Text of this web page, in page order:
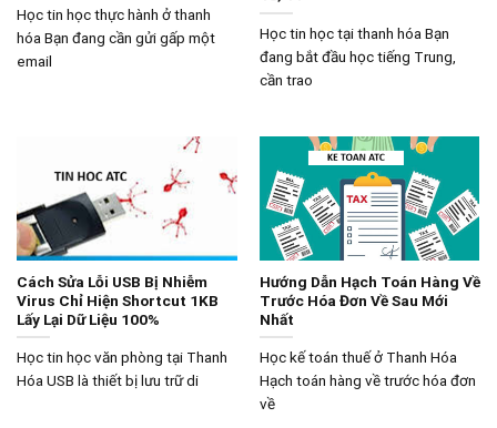
Học tin học thực hành ở thanh
hóa Bạn đang cần gửi gấp một
email
Học tin học tại thanh hóa Bạn
đang bắt đầu học tiếng Trung,
cần trao
Cách Sửa Lỗi USB Bị Nhiễm
Virus Chỉ Hiện Shortcut 1KB
Lấy Lại Dữ Liệu 100%
Học tin học văn phòng tại Thanh
Hóa USB là thiết bị lưu trữ di
Hướng Dẫn Hạch Toán Hàng Về
Trước Hóa Đơn Về Sau Mới
Nhất
Học kế toán thuế ở Thanh Hóa
Hạch toán hàng về trước hóa đơn
về